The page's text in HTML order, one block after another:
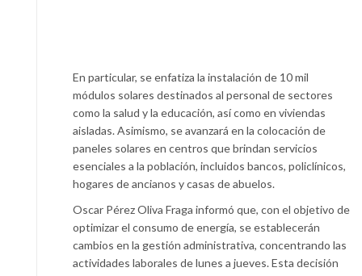
En particular, se enfatiza la instalación de 10 mil
módulos solares destinados al personal de sectores
como la salud y la educación, así como en viviendas
aisladas. Asimismo, se avanzará en la colocación de
paneles solares en centros que brindan servicios
esenciales a la población, incluidos bancos, policlínicos,
hogares de ancianos y casas de abuelos.
Oscar Pérez Oliva Fraga informó que, con el objetivo de
optimizar el consumo de energía, se establecerán
cambios en la gestión administrativa, concentrando las
actividades laborales de lunes a jueves. Esta decisión